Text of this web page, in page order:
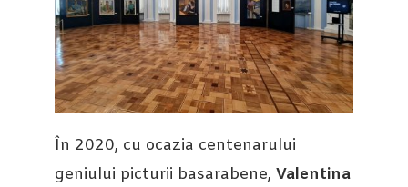
În 2020, cu ocazia centenarului
geniului picturii basarabene, Valentina